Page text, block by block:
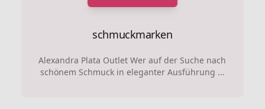
schmuckmarken
Alexandra Plata Outlet Wer auf der Suche nach
schönem Schmuck in eleganter Ausführung ...